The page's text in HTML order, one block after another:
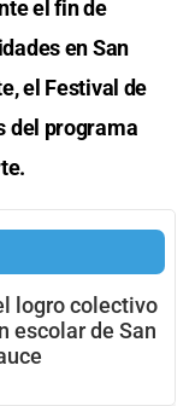
el fin de
en San
el Festival de
del programa
logro colectivo
escolar de San